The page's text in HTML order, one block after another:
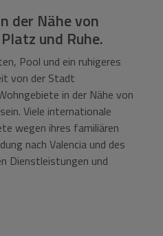
der Nähe von
und Ruhe.
Pool und ein ruhigeres
von der Stadt
in der Nähe von
Viele internationale
wegen ihres familiären
nach Valencia und des
Dienstleistungen und
Nähe von